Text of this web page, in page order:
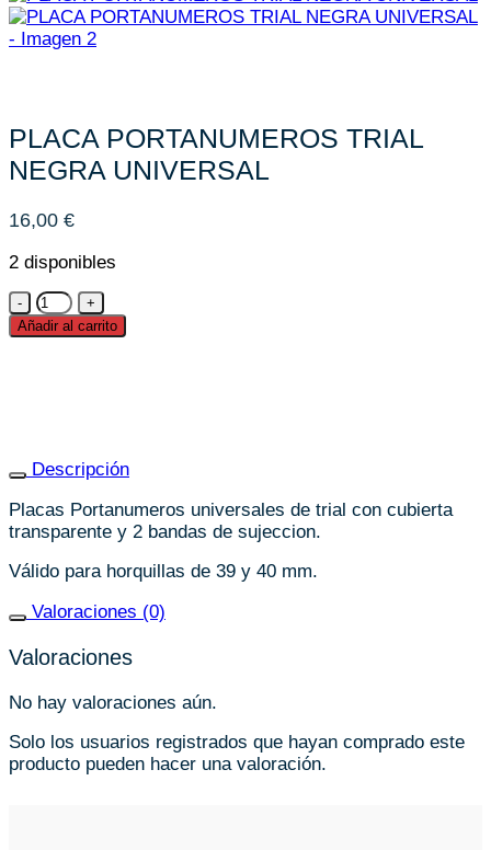
PLACA PORTANUMEROS TRIAL
NEGRA UNIVERSAL
16,00 €
2 disponibles
PLACA
PORTANUMEROS
Añadir al carrito
Descripción
Placas Portanumeros universales de trial con cubierta
transparente y 2 bandas de sujeccion.
Válido para horquillas de 39 y 40 mm.
Valoraciones (0)
Valoraciones
No hay valoraciones aún.
Solo los usuarios registrados que hayan comprado este
producto pueden hacer una valoración.